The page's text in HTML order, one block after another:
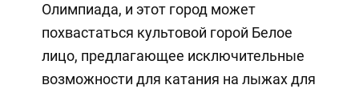
Олимпиада, и этот город может
похвастаться культовой горой Белое
лицо, предлагающее исключительные
возможности для катания на лыжах для